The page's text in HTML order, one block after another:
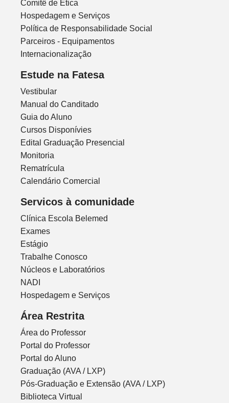
Comitê de Ética
Hospedagem e Serviços
Política de Responsabilidade Social
Parceiros - Equipamentos
Internacionalização
Estude na Fatesa
Vestibular
Manual do Canditado
Guia do Aluno
Cursos Disponívies
Edital Graduação Presencial
Monitoria
Rematrícula
Calendário Comercial
Servicos à comunidade
Clínica Escola Belemed
Exames
Estágio
Trabalhe Conosco
Núcleos e Laboratórios
NADI
Hospedagem e Serviços
Área Restrita
Área do Professor
Portal do Professor
Portal do Aluno
Graduação (AVA / LXP)
Pós-Graduação e Extensão (AVA / LXP)
Biblioteca Virtual